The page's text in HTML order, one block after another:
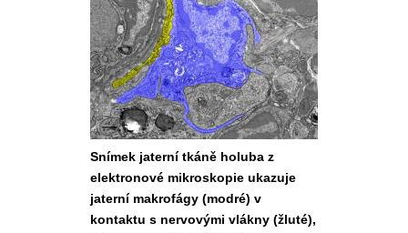
Snímek jaterní tkáně holuba z
elektronové mikroskopie ukazuje
jaterní makrofágy (modré) v
kontaktu s nervovými vlákny (žluté),